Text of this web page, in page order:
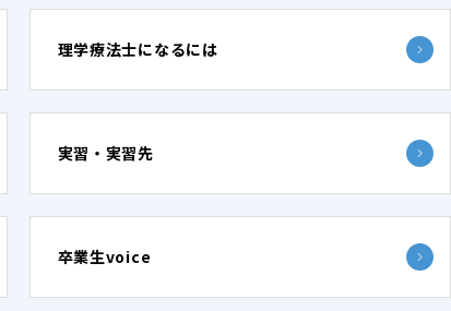
理学療法士になるには
実習・実習先
卒業生voice